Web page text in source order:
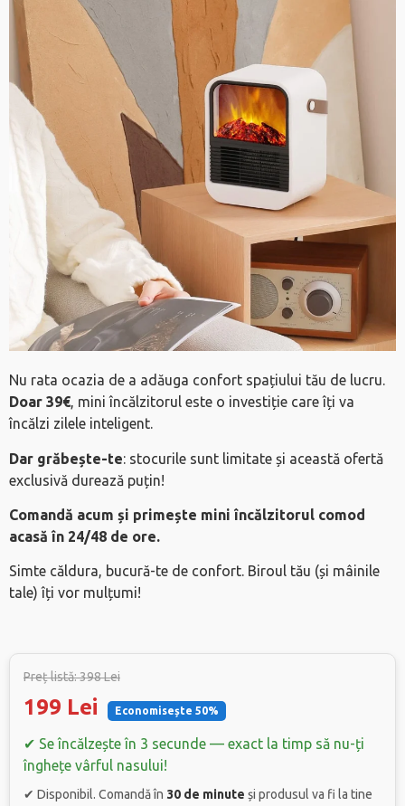
Nu rata ocazia de a adăuga confort spațiului tău de lucru.
Doar 39€, mini încălzitorul este o investiție care îți va
încălzi zilele inteligent.
Dar grăbește-te: stocurile sunt limitate și această ofertă
exclusivă durează puțin!
Comandă acum și primește mini încălzitorul comod
acasă în 24/48 de ore.
Simte căldura, bucură-te de confort. Biroul tău (și mâinile
tale) îți vor mulțumi!
Preț listă: 398 Lei
199 Lei Economisește 50%
✔ Se încălzește în 3 secunde — exact la timp să nu-ți
înghețe vârful nasului!
✔ Disponibil. Comandă în 30 de minute și produsul va fi la tine